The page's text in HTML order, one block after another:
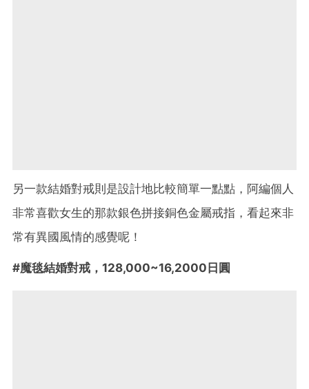
另一款結婚對戒則是設計地比較簡單一點點，阿編個人
非常喜歡女生的那款銀色拼接銅色金屬戒指，看起來非
常有異國風情的感覺呢！
#魔毯結婚對戒，128,000~16,2000日圓